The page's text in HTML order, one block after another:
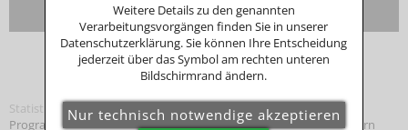
Verbraucherschlichtungsstelle teil.
Statistik
Programmierung: © Tourismus MarketingBayerischer Wald, Bayern
Weitere Details zu den genannten
Verarbeitungsvorgängen finden Sie in unserer
Datenschutzerklärung. Sie können Ihre Entscheidung
jederzeit über das Symbol am rechten unteren
Bildschirmrand ändern.